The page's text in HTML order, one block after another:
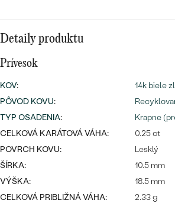
Wave
DIAMANTY
prívesky
OBJAVIŤ
Detaily produktu
Prívesok
KOV:
14k biele
PÔVOD KOVU:
TYP OSADENIA:
Krapne
CELKOVÁ KARÁTOVÁ VÁHA:
0.25 ct
POVRCH KOVU:
Lesklý
ŠÍRKA:
10.5 mm
VÝŠKA:
18.5 mm
CELKOVÁ PRIBLIŽNÁ VÁHA:
2.33 g